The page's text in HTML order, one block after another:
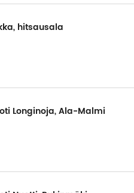
hitsausala
Longinoja, Ala-Malmi